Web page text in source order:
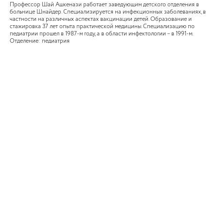
Профессор Шай Ашкенази работает заведующим детского отделения в
больнице Шнайдер. Специализируется на инфекционных заболеваниях, в
частности на различных аспектах вакцинации детей. Образование и
стажировка 37 лет опыта практической медицины. Специализацию по
педиатрии прошел в 1987-м году, а в области инфектологии – в 1991-м.
Отделение: педиатрия